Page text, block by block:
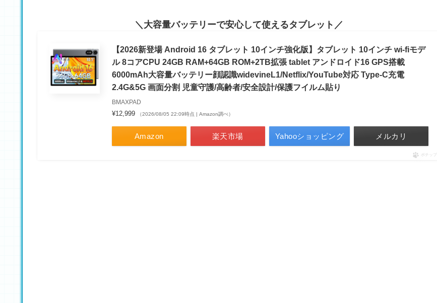
大容量バッテリーで安心して使えるタブレット
【2026新登場 Android 16 タブレット 10インチ強化版】タブレット 10インチ wi-fiモデ
ル 8コアCPU 24GB RAM+64GB ROM+2TB拡張 tablet アンドロイド16 GPS搭載
6000mAh大容量バッテリー顔認識widevineL1/Netflix/YouTube対応 Type-C充電
2.4G&5G 画面分割 児童守護/高齢者/安全設計/保護フイルム貼り
BMAXPAD
¥12,999 （2026/08/05 22:09時点 | Amazon調べ）
Amazon 楽天市場 Yahooショッピング メルカリ
ポチップ